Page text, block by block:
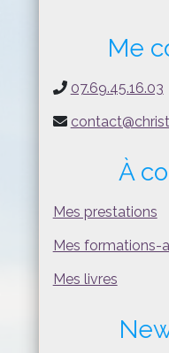
Me
07.69.45.16.03
À
Mes prestations
Mes formations-
Mes livres